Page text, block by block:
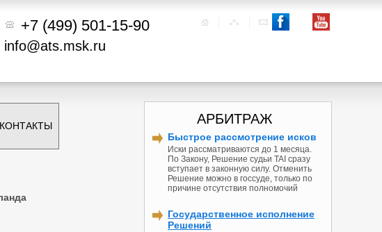
+7 (499) 501-15-90
info@ats.msk.ru
КОНТАКТЫ АРБИТРАЖ
Быстрое рассмотрение исков
Иски рассматриваются до 1 месяца.
По Закону, Решение судьи TAI сразу
вступает в законную силу. Отменить
Решение можно в госсуде, только по
причине отсутствия полномочий
Государственное исполнение
Решений